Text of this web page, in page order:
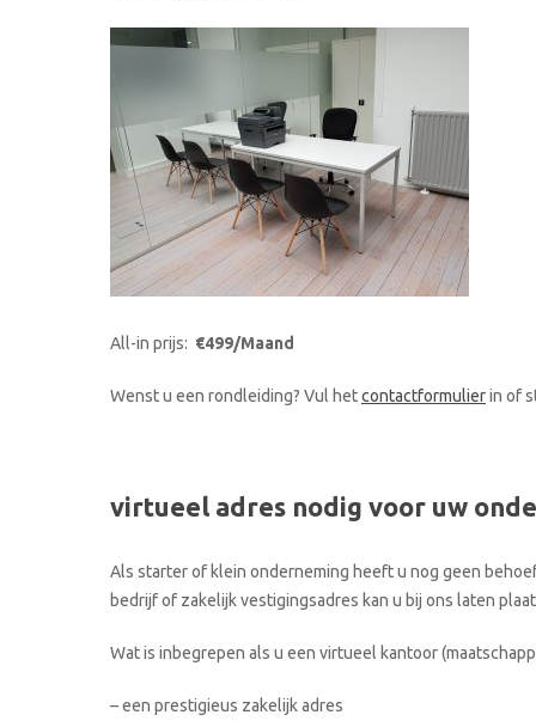
All-in prijs: €499/Maand
Wenst u een rondleiding? Vul hetcontactformulierin of
virtueel adres nodig voor uw
Als starter of klein onderneming heeft u nog geen
bedrijf of zakelijk vestigingsadres kan u bij ons laten
Wat is inbegrepen als u een virtueel kantoor
– een prestigieus zakelijk adres